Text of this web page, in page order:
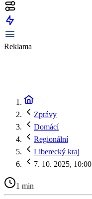
Reklama
Zprávy
Domácí
Regionální
Liberecký kraj
7. 10. 2025, 10:00
1 min